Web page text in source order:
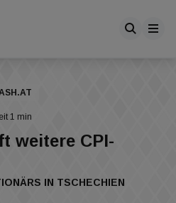
1 min
weitere CPI-
IN TSCHECHIEN